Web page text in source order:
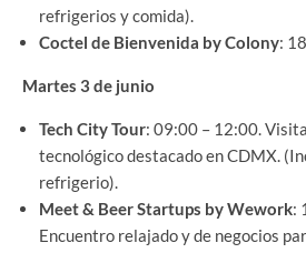
refrigerios y comida).
Coctel de Bienvenida by Colony:
Martes 3 de junio
Tech City Tour: 09:00 – 12:00.
tecnológico destacado en CDMX.
refrigerio).
Meet & Beer Startups by Wework:
Encuentro relajado y de negocios